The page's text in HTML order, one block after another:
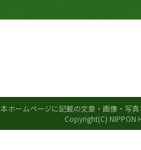
本ホームページに記載の文章・画像・写
Copyright(C) NIPPON